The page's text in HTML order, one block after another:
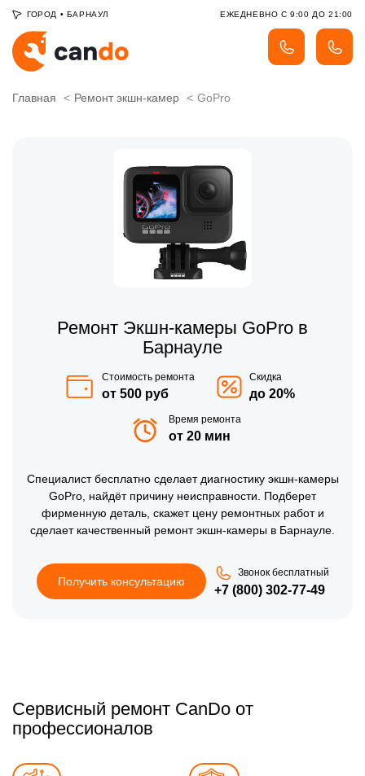
ГОРОД • БАРНАУЛ ЕЖЕДНЕВНО С 9:00 ДО 21:00
Главная Ремонт экшн-камер GoPro
Ремонт Экшн-камеры GoPro в
Барнауле
Стоимость ремонта
от 500 руб
Скидка
до 20%
Время ремонта
от 20 мин
Специалист бесплатно сделает диагностику экшн-камеры
GoPro, найдёт причину неисправности. Подберет
фирменную деталь, скажет цену ремонтных работ и
сделает качественный ремонт экшн-камеры в Барнауле.
Получить консультацию
Звонок бесплатный
+7 (800) 302-77-49
Сервисный ремонт CanDo от
профессионалов